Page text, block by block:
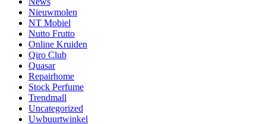
Nieuwmolen
NT Mobiel
Nutto Frutto
Online Kruiden
Qiro Club
Quasar
Repairhome
Stock Perfume
Trendmall
Uncategorized
Uwbuurtwinkel